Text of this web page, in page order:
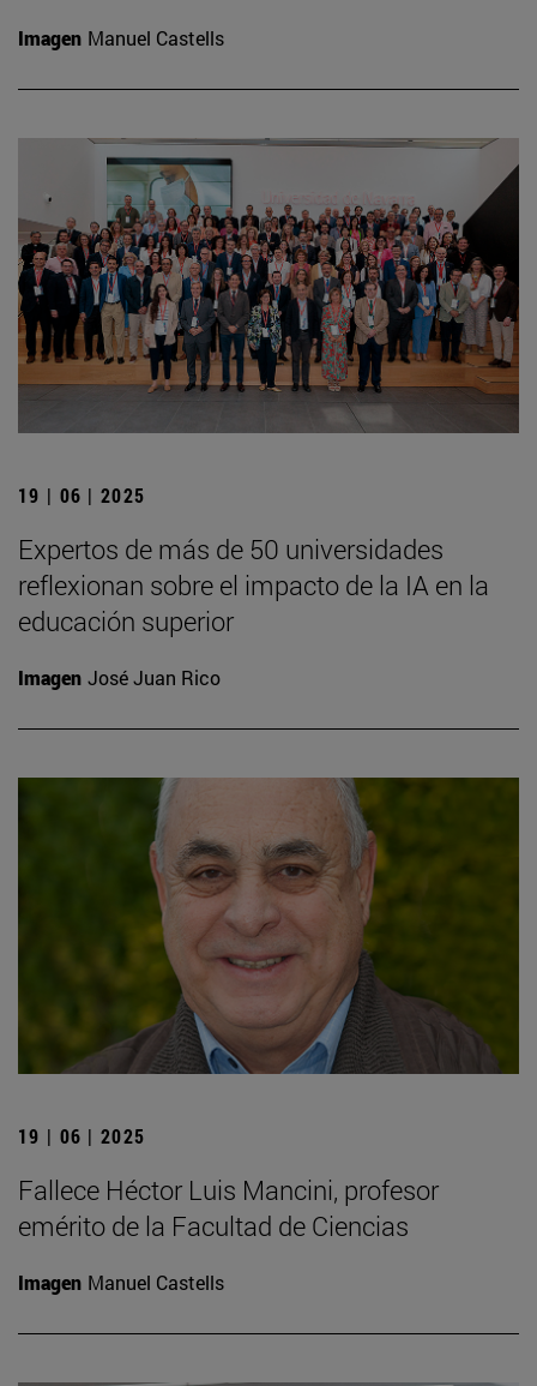
Imagen Manuel Castells
19 | 06 | 2025
Expertos de más de 50 universidades
reflexionan sobre el impacto de la IA en la
educación superior
Imagen José Juan Rico
19 | 06 | 2025
Fallece Héctor Luis Mancini, profesor
emérito de la Facultad de Ciencias
Imagen Manuel Castells